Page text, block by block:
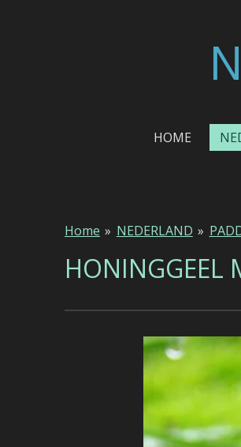
HOME
Home » NEDERLAND »
HONINGGEEL